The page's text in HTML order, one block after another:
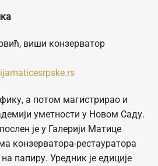
виши конзерватор
а потом магистрирао и
уметности у Новом Саду.
је у Галерији Матице
конзерватора-рестауратора
папиру. Уредник је едиције